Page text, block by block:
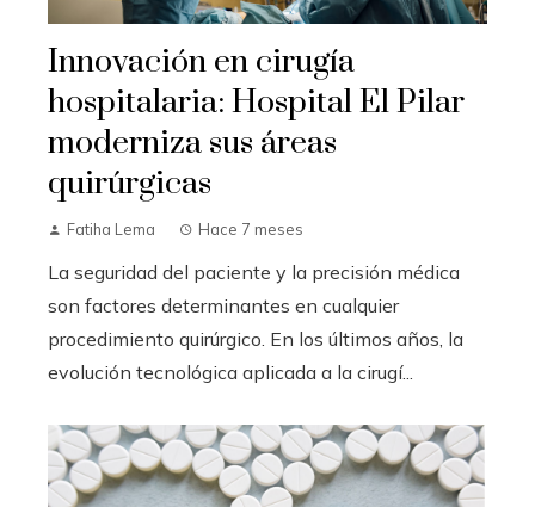
Innovación en cirugía
hospitalaria: Hospital El Pilar
moderniza sus áreas
quirúrgicas
Fatiha Lema Hace 7 meses
La seguridad del paciente y la precisión médica
son factores determinantes en cualquier
procedimiento quirúrgico. En los últimos años, la
evolución tecnológica aplicada a la cirugí...